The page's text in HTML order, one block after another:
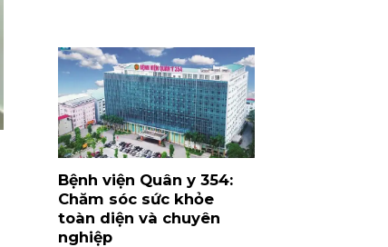
Bệnh viện Quân y 354:
Chăm sóc sức khỏe
toàn diện và chuyên
nghiệp